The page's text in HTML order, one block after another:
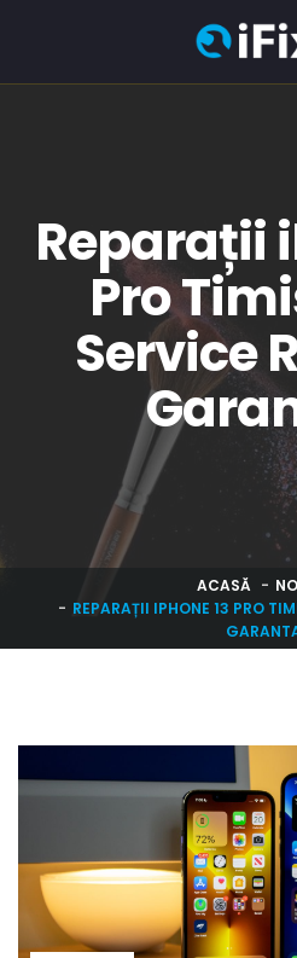
Reparații
Pro
Service
ACASĂ
REPARAȚII IPHONE 13 PRO